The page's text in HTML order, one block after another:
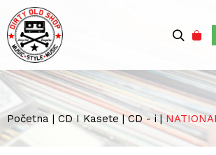
Početna | CD I Kasete|CD - i |